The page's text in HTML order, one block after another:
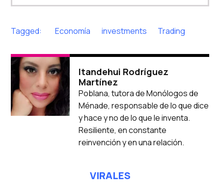
Tagged: Economía investments Trading
Itandehui Rodríguez
Martínez
Poblana, tutora de Monólogos de
Ménade, responsable de lo que dice
y hace y no de lo que le inventa.
Resiliente, en constante
reinvención y en una relación.
VIRALES